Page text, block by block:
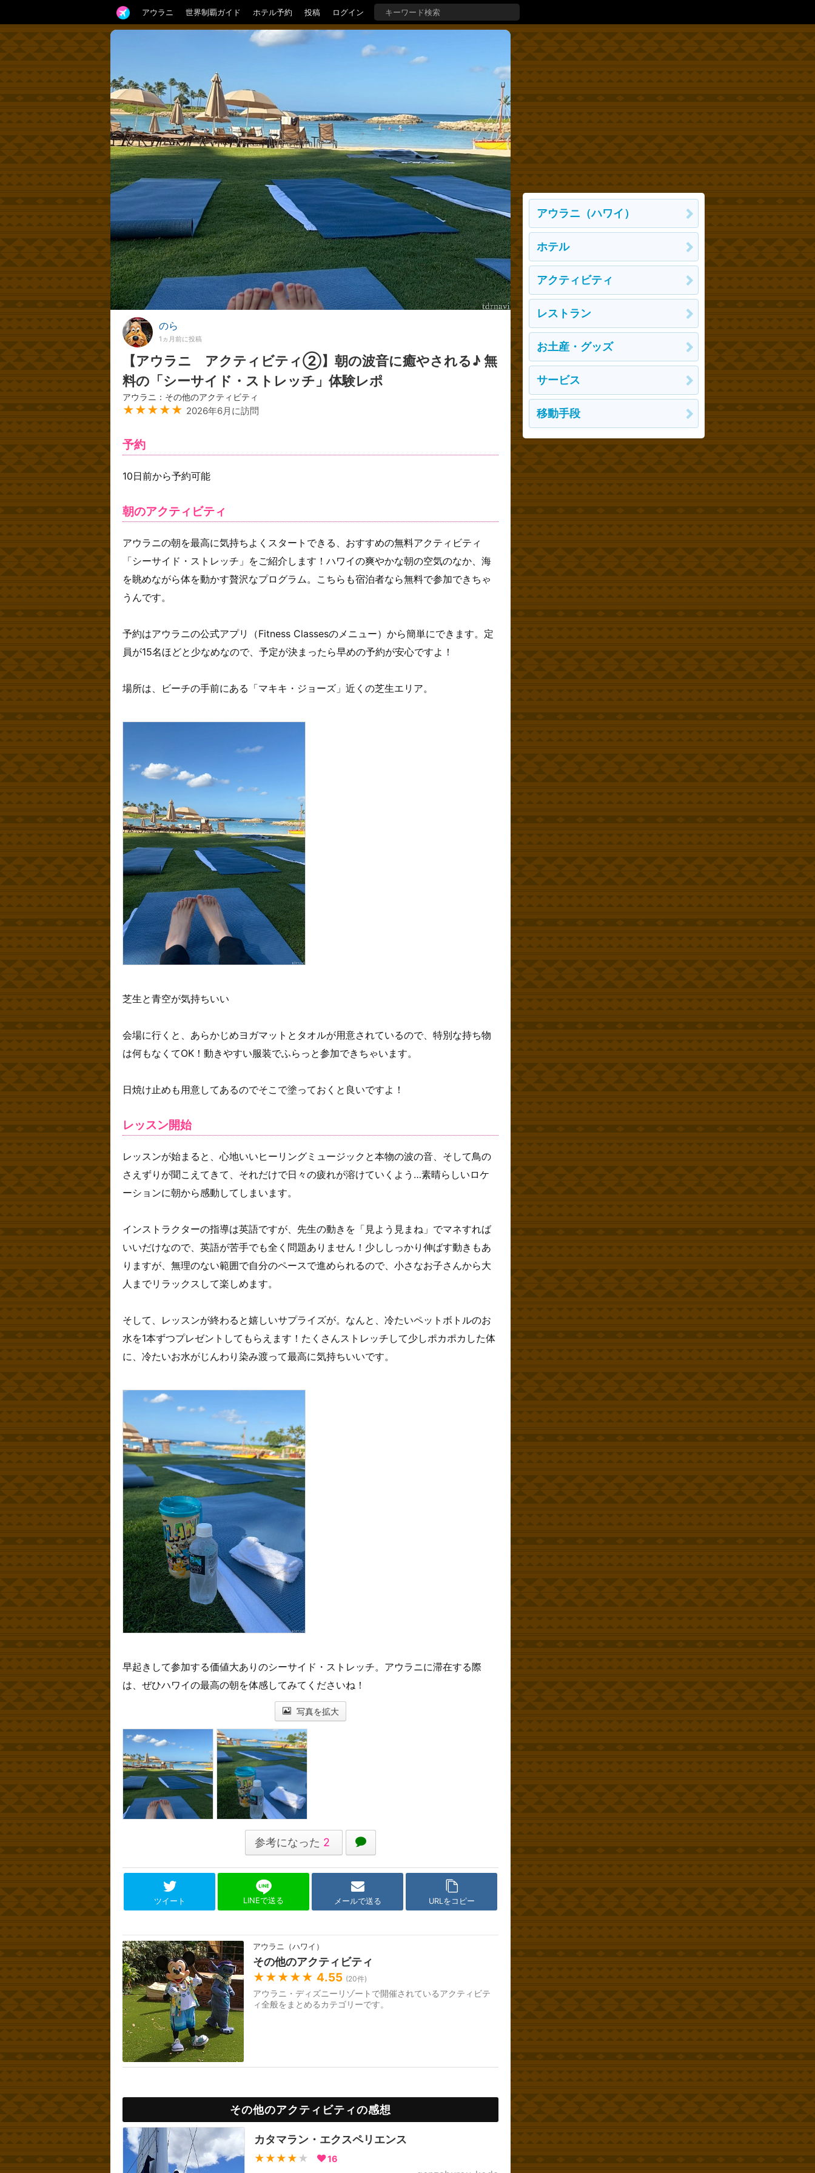
アウラニ 世界制覇ガイド ホテル予約 投稿 ログイン
のら
1ヵ月前に投稿
【アウラニ アクティビティ②】朝の波音に癒やされる♪ 無
料の「シーサイド・ストレッチ」体験レポ
アウラニ：その他のアクティビティ
★★★★★ 2026年6月に訪問
予約
10日前から予約可能
朝のアクティビティ
アウラニの朝を最高に気持ちよくスタートできる、おすすめの無料アクティビティ
「シーサイド・ストレッチ」をご紹介します！ハワイの爽やかな朝の空気のなか、海
を眺めながら体を動かす贅沢なプログラム。こちらも宿泊者なら無料で参加できちゃ
うんです。
予約はアウラニの公式アプリ（Fitness Classesのメニュー）から簡単にできます。定
員が15名ほどと少なめなので、予定が決まったら早めの予約が安心ですよ！
場所は、ビーチの手前にある「マキキ・ジョーズ」近くの芝生エリア。
芝生と青空が気持ちいい
会場に行くと、あらかじめヨガマットとタオルが用意されているので、特別な持ち物
は何もなくてOK！動きやすい服装でふらっと参加できちゃいます。
日焼け止めも用意してあるのでそこで塗っておくと良いですよ！
レッスン開始
レッスンが始まると、心地いいヒーリングミュージックと本物の波の音、そして鳥の
さえずりが聞こえてきて、それだけで日々の疲れが溶けていくよう…素晴らしいロケ
ーションに朝から感動してしまいます。
インストラクターの指導は英語ですが、先生の動きを「見よう見まね」でマネすれば
いいだけなので、英語が苦手でも全く問題ありません！少ししっかり伸ばす動きもあ
りますが、無理のない範囲で自分のペースで進められるので、小さなお子さんから大
人までリラックスして楽しめます。
そして、レッスンが終わると嬉しいサプライズが。なんと、冷たいペットボトルのお
水を1本ずつプレゼントしてもらえます！たくさんストレッチして少しポカポカした体
に、冷たいお水がじんわり染み渡って最高に気持ちいいです。
早起きして参加する価値大ありのシーサイド・ストレッチ。アウラニに滞在する際
は、ぜひハワイの最高の朝を体感してみてくださいね！
写真を拡大
参考になった 2
ツイート LINEで送る メールで送る URLをコピー
アウラニ（ハワイ）
その他のアクティビティ
★★★★★ 4.55 (20件)
アウラニ・ディズニーリゾートで開催されているアクティビテ
ィ全般をまとめるカテゴリーです。
その他のアクティビティの感想
カタマラン・エクスペリエンス
★★★★ ★ 16
アウラニ（ハワイ）
ホテル
アクティビティ
レストラン
お土産・グッズ
サービス
移動手段